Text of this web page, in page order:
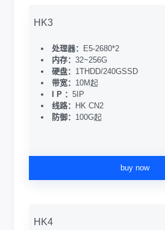
HK3
处理器：
E5-2680*2
内存： 32~256G
硬盘： 1THDD/240GSSD
带宽： 10M起
I P ： 5IP
线路：
HK CN2
防御： 100G起
buy now
HK4